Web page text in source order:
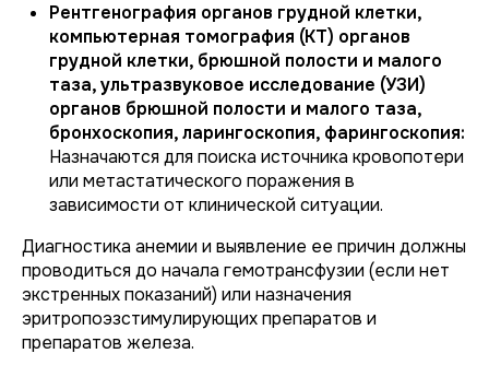
Рентгенография органов грудной клетки,
компьютерная томография (КТ) органов
грудной клетки, брюшной полости и малого
таза, ультразвуковое исследование (УЗИ)
органов брюшной полости и малого таза,
бронхоскопия, ларингоскопия, фарингоскопия:
Назначаются для поиска источника кровопотери
или метастатического поражения в
зависимости от клинической ситуации.
Диагностика анемии и выявление ее причин должны
проводиться до начала гемотрансфузии (если нет
экстренных показаний) или назначения
эритропоэзстимулирующих препаратов и
препаратов железа.